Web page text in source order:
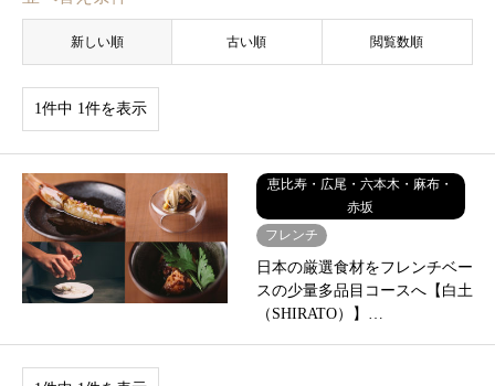
新しい順 古い順 閲覧数順
1件中 1件を表示
恵比寿・広尾・六本木・麻布・
赤坂
フレンチ
日本の厳選食材をフレンチベー
スの少量多品目コースへ【白土
（SHIRATO）】…